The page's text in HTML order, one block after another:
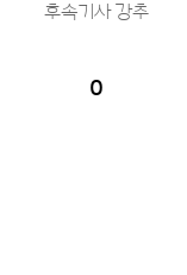
후속기사 강추
0